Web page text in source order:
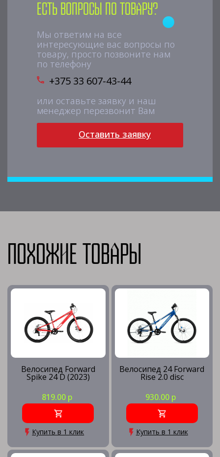
Есть вопросы по товару?
Мы ответим на все
интересующие вас вопросы по
товару, просто позвоните нам
по телефону
+375 33 607-43-44
или оставьте заявку и наш
менеджер перезвонит Вам
Оставить заявку
Похожие товары
Велосипед Forward
Spike 24 D (2023)
819.00 р
Купить в 1 клик
Велосипед 24 Forward
Rise 2.0 disc
930.00 р
Купить в 1 клик